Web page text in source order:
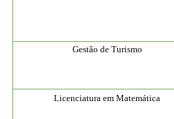
Gestão de Turismo
Licenciatura em Matemática